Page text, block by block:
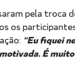
pela troca
os
“Eu fiquei
É